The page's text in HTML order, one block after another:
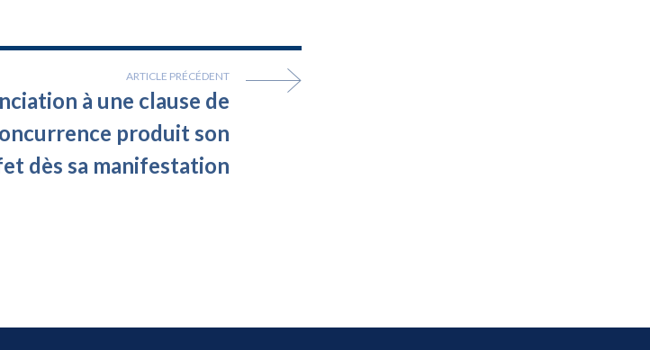
ARTICLE PRÉCÉDENT
à une clause de
produit son
dès sa manifestation